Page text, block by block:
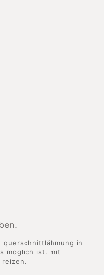
querschnittlähmung in
möglich ist. mit
reizen.